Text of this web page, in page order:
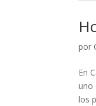
por
En
uno
los